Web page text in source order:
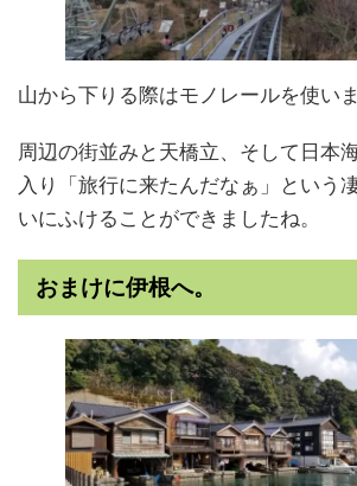
山から下りる際はモノレールを使いま
周辺の街並みと天橋立、そして日本
入り「旅行に来たんだなぁ」という
いにふけることができましたね。
おまけに伊根へ。